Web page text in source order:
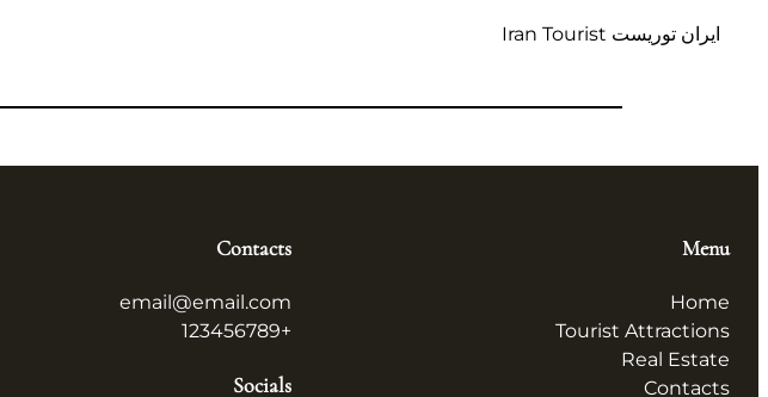
ایران توریست Iran Tourist
Menu
Home
Tourist Attractions
Real Estate
Contacts
Contacts
email@email.com
+123456789
Socials